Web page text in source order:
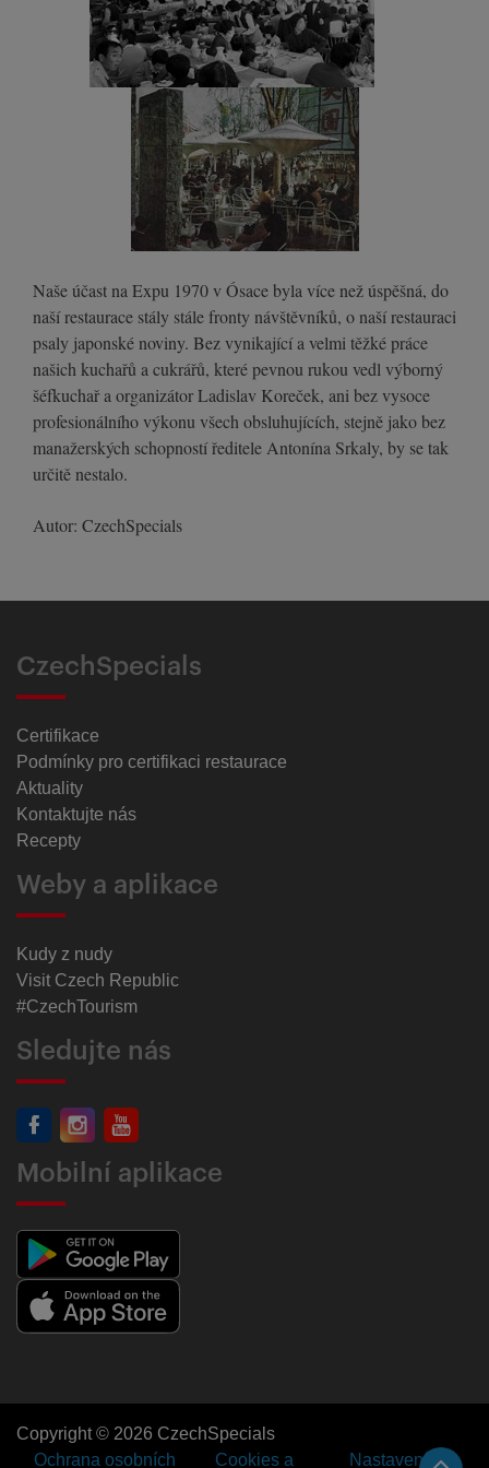
Naše účast na Expu 1970 v Ósace byla více než úspěšná, do
naší restaurace stály stále fronty návštěvníků, o naší restauraci
psaly japonské noviny. Bez vynikající a velmi těžké práce
našich kuchařů a cukrářů, které pevnou rukou vedl výborný
šéfkuchař a organizátor Ladislav Koreček, ani bez vysoce
profesionálního výkonu všech obsluhujících, stejně jako bez
manažerských schopností ředitele Antonína Srkaly, by se tak
určitě nestalo.
Autor: CzechSpecials
CzechSpecials
Certifikace
Podmínky pro certifikaci restaurace
Aktuality
Kontaktujte nás
Recepty
Weby a aplikace
Kudy z nudy
Visit Czech Republic
#CzechTourism
Sledujte nás
Mobilní aplikace
Copyright © 2026 CzechSpecials
Ochrana osobních
Cookies a Nastavení